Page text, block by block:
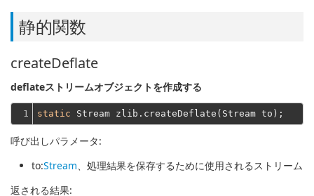
静的関数
createDeflate
deflateストリームオブジェクトを作成する
1 static
呼び出しパラメータ:
to:Stream、処理結果を保存するために使用されるストリーム
返される結果: